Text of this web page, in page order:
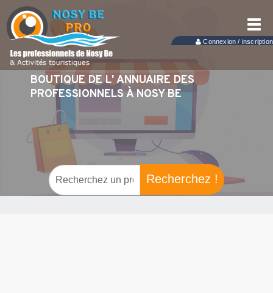
Connexion / inscription
BOUTIQUE DE L' ANNUAIRE DES
PROFESSIONNELS À NOSY BE
Recherchez !